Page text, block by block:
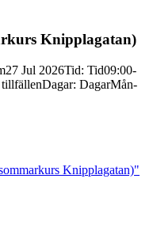
Knipplagatan)
27 Jul 2026Tid: Tid09:00-
tillfällenDagar: DagarMån-
Knipplagatan)"